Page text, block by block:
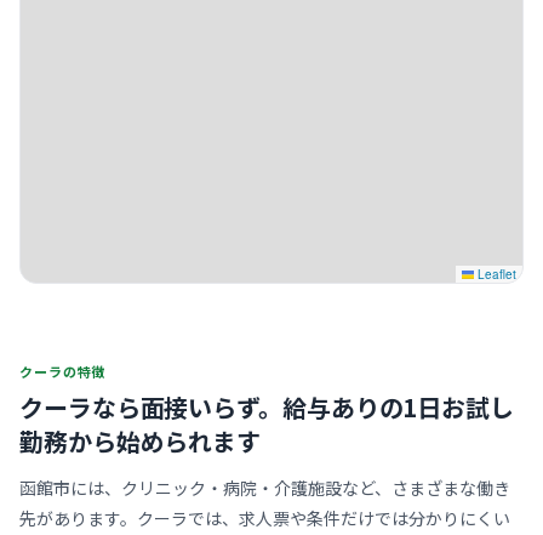
Leaflet
クーラの特徴
クーラなら面接いらず。 給与ありの1日お試し
勤務から始められます
函館市には、クリニック・病院・介護施設など、さまざまな働き
先があります。クーラでは、求人票や条件だけでは分かりにくい